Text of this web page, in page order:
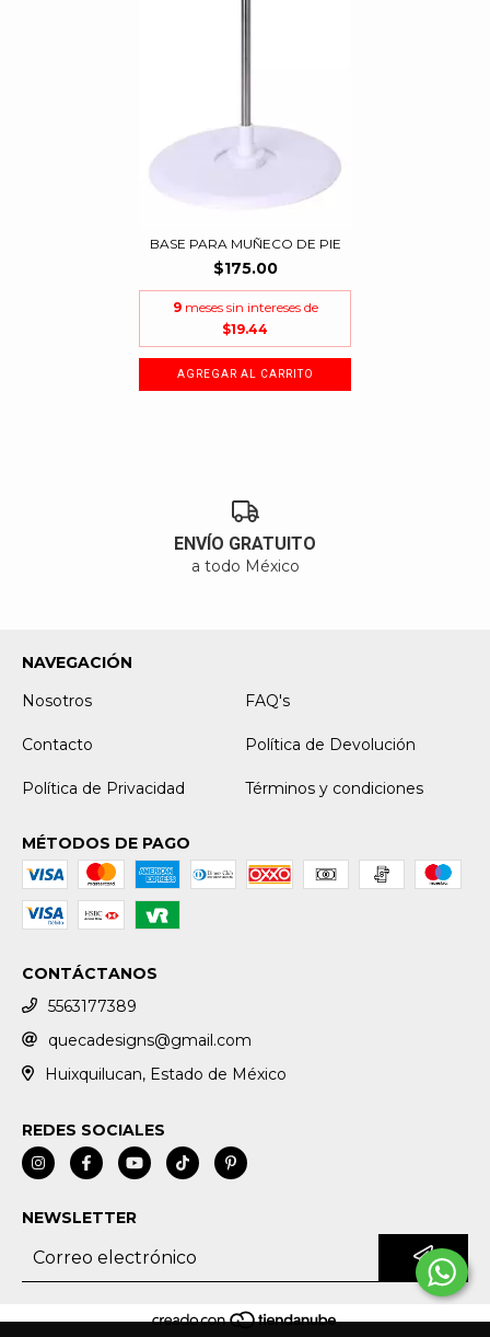
BASE PARA MUÑECO DE PIE
$175.00
9 meses sin intereses de
$19.44
ENVÍO GRATUITO
a todo México
NAVEGACIÓN
Nosotros
FAQ's
Contacto Política de Devolución
Política de Privacidad Términos y condiciones
MÉTODOS DE PAGO
CONTÁCTANOS
5563177389
quecadesigns@gmail.com
Huixquilucan, Estado de México
REDES SOCIALES
NEWSLETTER